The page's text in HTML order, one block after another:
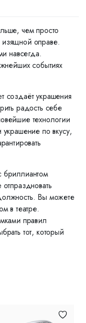
чем просто
оправе.
навсегда.
событиях
создаёт украшения
радость себе
технологии
по вкусу,
бриллиантом
Вы можете
в театре.
правил
тот, который